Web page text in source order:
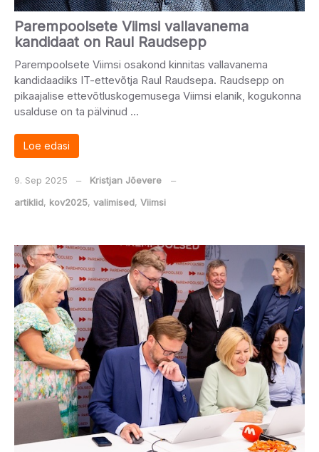
Parempoolsete Viimsi vallavanema
kandidaat on Raul Raudsepp
Parempoolsete Viimsi osakond kinnitas vallavanema
kandidaadiks IT-ettevõtja Raul Raudsepa. Raudsepp on
pikaajalise ettevõtluskogemusega Viimsi elanik, kogukonna
usalduse on ta pälvinud …
Loe edasi
9. Sep 2025 ‒ Kristjan Jõevere
‒
artiklid, kov2025, valimised, Viimsi